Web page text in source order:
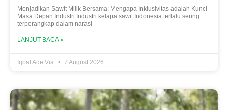
Menjadikan Sawit Milik Bersama: Mengapa Inklusivitas adalah Kunci
Masa Depan Industri Industri kelapa sawit Indonesia terlalu sering
terperangkap dalam narasi
LANJUT BACA »
Iqbal Ade Via 7 August 2026